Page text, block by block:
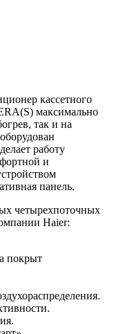
кассетного
максимально
так и на
работу
и
панель.
четырехпоточных
Haier:
покрыт